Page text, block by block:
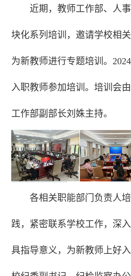
近期，教师工作部、人
块化系列培训，邀请学校相
为新教师进行专题培训。
入职教师参加培训。培训会
工作部副部长刘姝主持。
各相关职能部门负责人
践，紧密联系学校工作，深
具指导意义，为新教师上好